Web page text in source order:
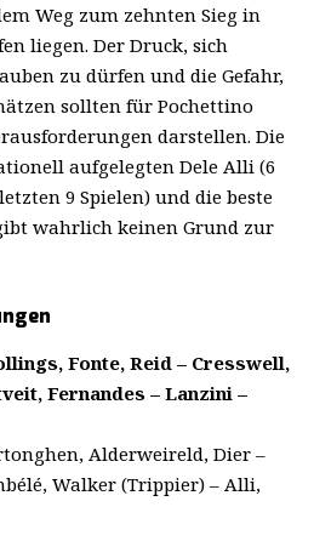
Weg zum zehnten Sieg in
liegen. Der Druck, sich
zu dürfen und die Gefahr,
sollten für Pochettino
darstellen. Die
aufgelegten Dele Alli (6
9 Spielen) und die beste
wahrlich keinen Grund zur
Fonte, Reid – Cresswell,
Fernandes – Lanzini –
Alderweireld, Dier –
Walker (Trippier) – Alli,